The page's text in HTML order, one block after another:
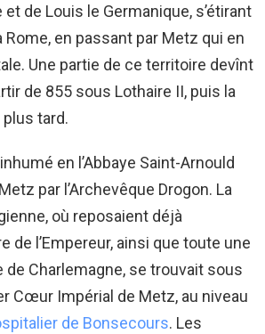
de Louis le Germanique, s’étirant
Rome, en passant par Metz qui en
Une partie de ce territoire devînt
de 855 sous Lothaire II, puis la
tard.
en l’Abbaye Saint-Arnould
par l’Archevêque Drogon. La
où reposaient déjà
de l’Empereur, ainsi que toute une
de Charlemagne, se trouvait sous
Cœur Impérial de Metz, au niveau
de Bonsecours. Les